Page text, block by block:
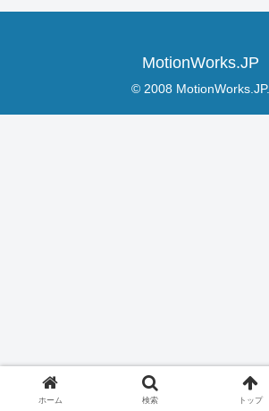
MotionWorks.JP
© 2008 MotionWorks.JP.
ホーム 検索 トップ